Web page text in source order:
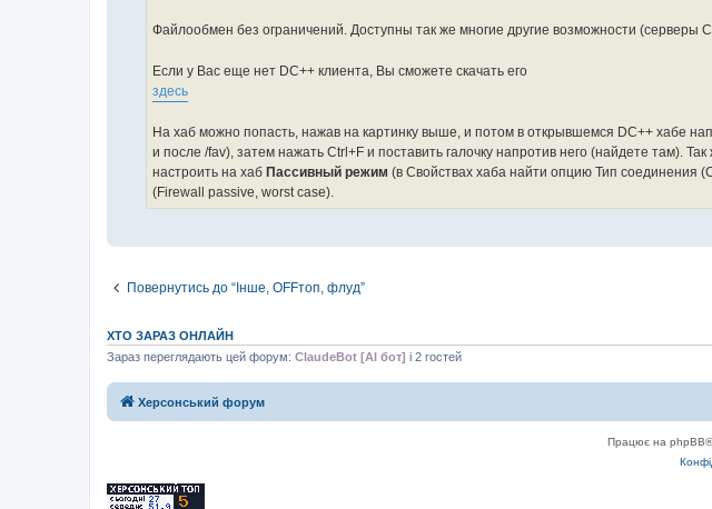
Файлообмен без ограничений. Доступны так же многие другие возможности (серверы
Если у Вас еще нет DC++ клиента, Вы сможете скачать его
здесь
На хаб можно попасть, нажав на картинку выше, и потом в открывшемся DC++ хабе
и после /fav), затем нажать Ctrl+F и поставить галочку напротив него (найдете там).
настроить на хаб Пассивный режим (в Свойствах хаба найти опцию Тип соединения
(Firewall passive, worst case).
Повернутись до “Інше, OFFтоп, флуд”
ХТО ЗАРАЗ ОНЛАЙН
Зараз переглядають цей форум: ClaudeBot [AI бот] і 2 гостей
Херсонський форум
Працює на